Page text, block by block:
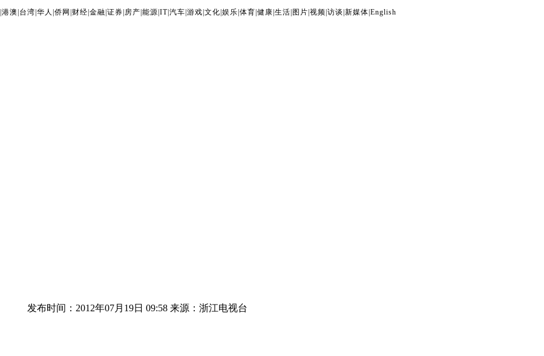
港澳 台湾 华人 侨网 财经 金融 证券 房产 能源 IT| 汽车 游戏 文化 娱乐 体育 健康 生活 图片 视频 访谈 新媒体 English
发布时间：2012年07月19日 09:58 来源：浙江电视台